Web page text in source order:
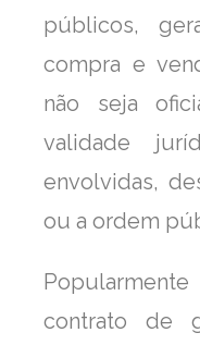
públicos,
compra e
não seja
validade
envolvidas,
ou a ordem
contrato de